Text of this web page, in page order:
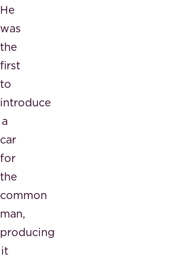
He
was
the
first
to
introduce
a
car
for
the
common
man,
producing
it